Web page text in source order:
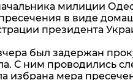
милиции
в виде
президента
был задержан
С ним проводились
избрана мера